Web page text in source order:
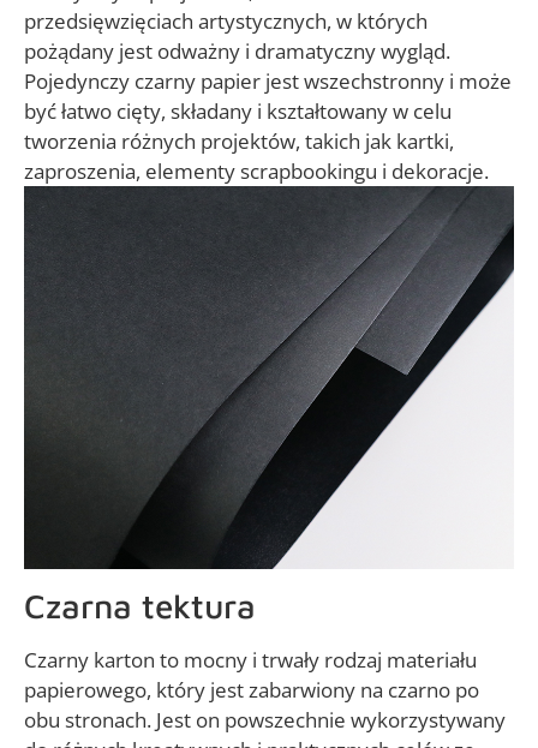
przedsięwzięciach artystycznych, w których
pożądany jest odważny i dramatyczny wygląd.
Pojedynczy czarny papier jest wszechstronny i może
być łatwo cięty, składany i kształtowany w celu
tworzenia różnych projektów, takich jak kartki,
zaproszenia, elementy scrapbookingu i dekoracje.
Czarna tektura
Czarny karton to mocny i trwały rodzaj materiału
papierowego, który jest zabarwiony na czarno po
obu stronach. Jest on powszechnie wykorzystywany